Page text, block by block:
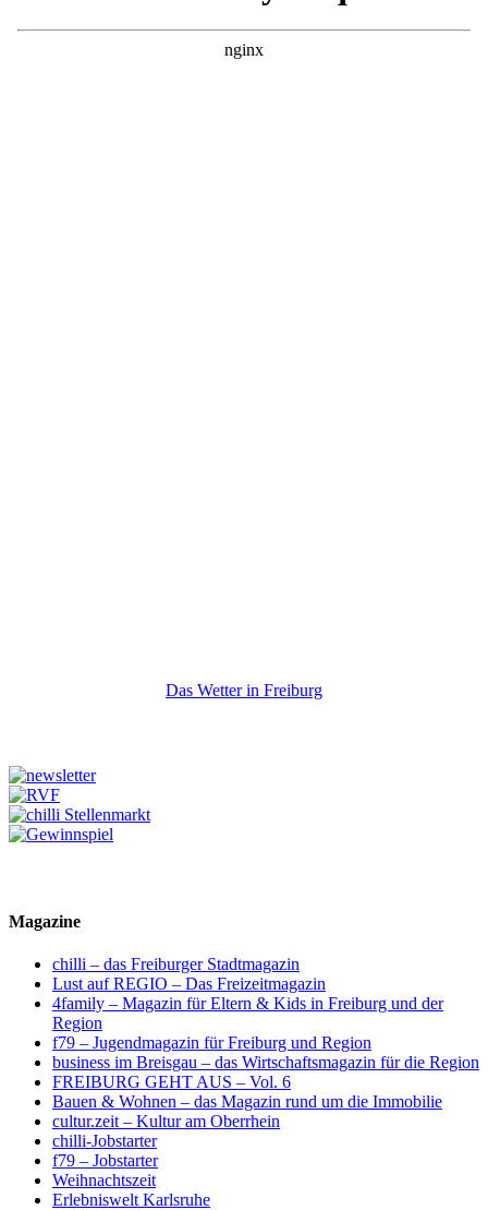
Das Wetter in Freiburg
Magazine
chilli – das Freiburger Stadtmagazin
Lust auf REGIO – Das Freizeitmagazin
4family – Magazin für Eltern & Kids in Freiburg und der
Region
f79 – Jugendmagazin für Freiburg und Region
business im Breisgau – das Wirtschaftsmagazin für die Region
FREIBURG GEHT AUS – Vol. 6
Bauen & Wohnen – das Magazin rund um die Immobilie
cultur.zeit – Kultur am Oberrhein
chilli-Jobstarter
f79 – Jobstarter
Weihnachtszeit
Erlebniswelt Karlsruhe